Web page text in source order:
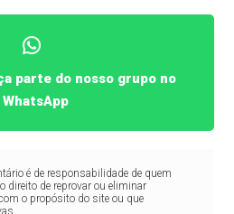
parte do nosso grupo no
WhatsApp
é de responsabilidade de quem
direito de reprovar ou eliminar
o propósito do site ou que